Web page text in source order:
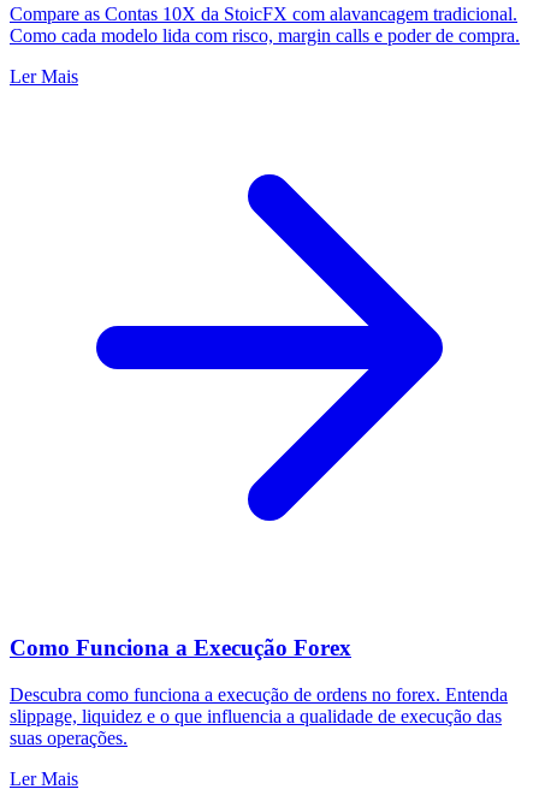
Compare as Contas 10X da StoicFX com alavancagem tradicional.
Como cada modelo lida com risco, margin calls e poder de compra.
Ler Mais
Como Funciona a Execução Forex
Descubra como funciona a execução de ordens no forex. Entenda
slippage, liquidez e o que influencia a qualidade de execução das
suas operações.
Ler Mais